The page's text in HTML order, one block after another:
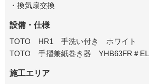
・換気扇交換
設備・仕様
TOTO HR1 手洗い付き ホワイト
TOTO 手摺兼紙巻き器 YHB63FR＃EL
施工エリア